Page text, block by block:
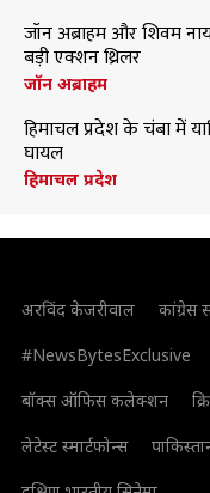
जॉन अब्राहम और शिवम
बड़ी एक्शन थ्रिलर
जॉन अब्राहम
हिमाचल प्रदेश के चंबा में
घायल
हिमाचल प्रदेश
अरविंद केजरीवाल कांग्रेस
#NewsBytesExclusive
बॉक्स ऑफिस कलेक्शन
लेटेस्ट स्मार्टफोन्स